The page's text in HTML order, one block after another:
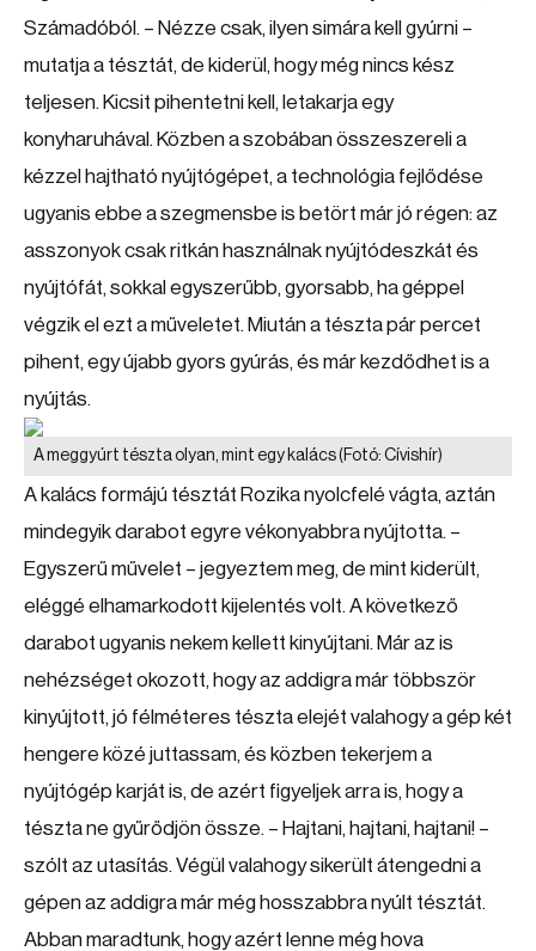
Számadóból. – Nézze csak, ilyen simára kell gyúrni –
mutatja a tésztát, de kiderül, hogy még nincs kész
teljesen. Kicsit pihentetni kell, letakarja egy
konyharuhával. Közben a szobában összeszereli a
kézzel hajtható nyújtógépet, a technológia fejlődése
ugyanis ebbe a szegmensbe is betört már jó régen: az
asszonyok csak ritkán használnak nyújtódeszkát és
nyújtófát, sokkal egyszerűbb, gyorsabb, ha géppel
végzik el ezt a műveletet. Miután a tészta pár percet
pihent, egy újabb gyors gyúrás, és már kezdődhet is a
nyújtás.
A meggyúrt tészta olyan, mint egy kalács(Fotó: Cívishír)
A kalács formájú tésztát Rozika nyolcfelé vágta, aztán
mindegyik darabot egyre vékonyabbra nyújtotta. –
Egyszerű művelet – jegyeztem meg, de mint kiderült,
eléggé elhamarkodott kijelentés volt. A következő
darabot ugyanis nekem kellett kinyújtani. Már az is
nehézséget okozott, hogy az addigra már többször
kinyújtott, jó félméteres tészta elejét valahogy a gép két
hengere közé juttassam, és közben tekerjem a
nyújtógép karját is, de azért figyeljek arra is, hogy a
tészta ne gyűrődjön össze. – Hajtani, hajtani, hajtani! –
szólt az utasítás. Végül valahogy sikerült átengedni a
gépen az addigra már még hosszabbra nyúlt tésztát.
Abban maradtunk, hogy azért lenne még hova